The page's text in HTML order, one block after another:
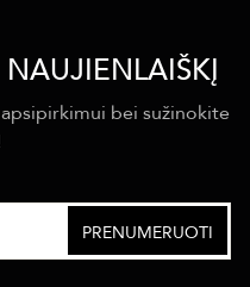
bei sužinokite